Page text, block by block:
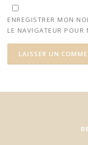
ENREGISTRER MON
LE NAVIGATEUR POUR